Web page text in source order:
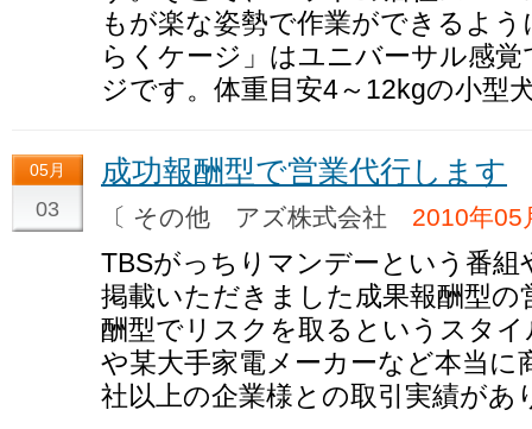
もが楽な姿勢で作業ができるよ
らくケージ」はユニバーサル感
ジです。体重目安4～12kgの小型
05月
03
成功報酬型で営業代行します
〔 その他 アズ株式会社 2010年05
TBSがっちりマンデーという番
掲載いただきました成果報酬型の
酬型でリスクを取るというスタ
や某大手家電メーカーなど本当に
社以上の企業様との取引実績があ